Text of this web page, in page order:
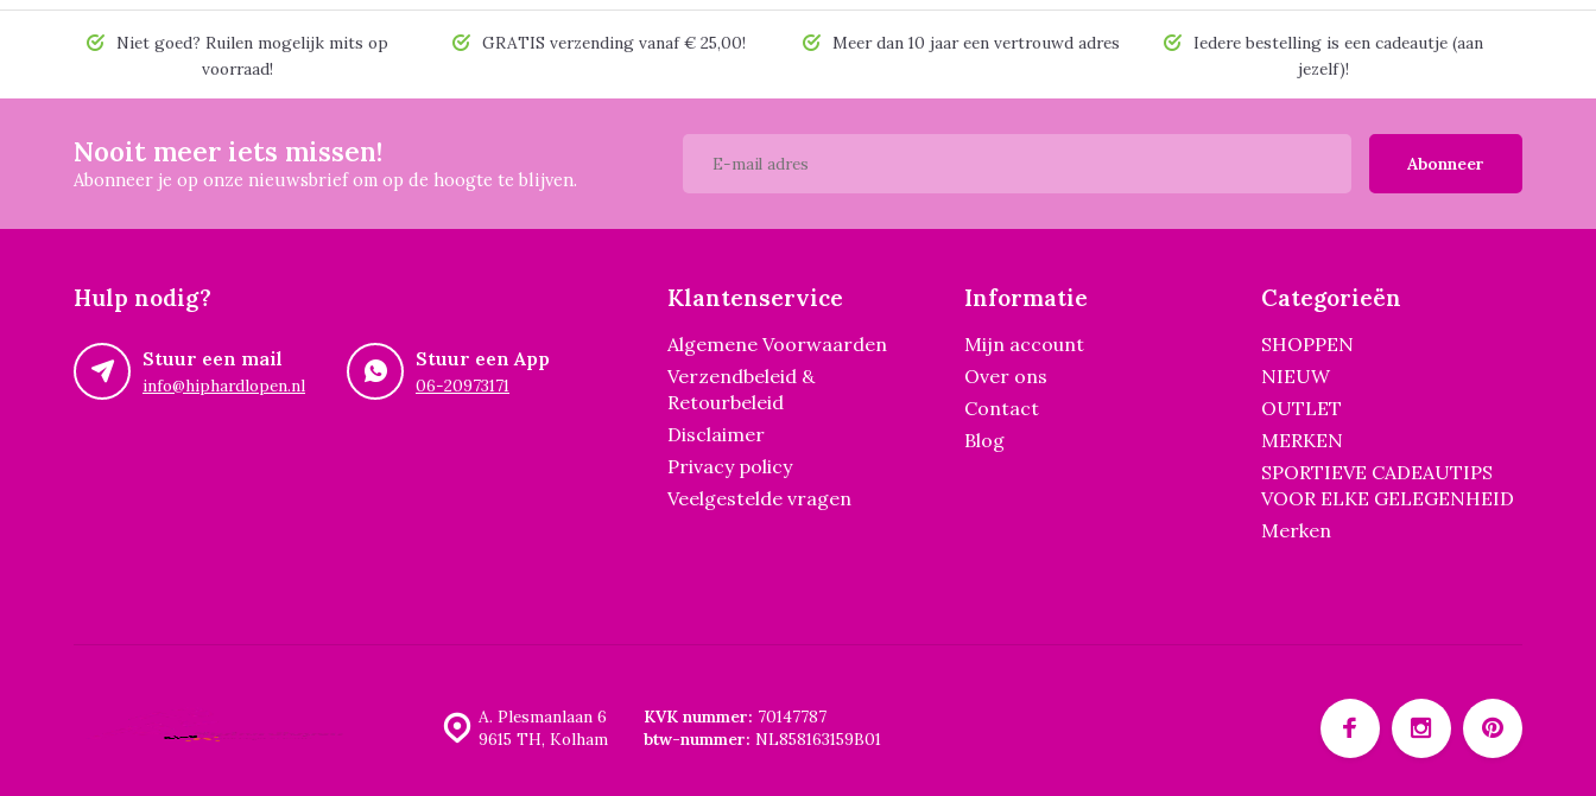
Niet goed? Ruilen mogelijk mits op
voorraad!
GRATIS verzending vanaf € 25,00! Meer dan 10 jaar een vertrouwd adres
Iedere bestelling is een cadeautje (aan
jezelf)!
Nooit meer iets missen!
Abonneer je op onze nieuwsbrief om op de hoogte te blijven.
Abonneer
Hulp nodig?
Stuur een mail
info@hiphardlopen.nl
Stuur een App
06-20973171
Klantenservice
Algemene Voorwaarden
Verzendbeleid &
Retourbeleid
Disclaimer
Privacy policy
Veelgestelde vragen
Informatie
Mijn account
Over ons
Contact
Blog
Categorieën
SHOPPEN
NIEUW
OUTLET
MERKEN
SPORTIEVE CADEAUTIPS
VOOR ELKE GELEGENHEID
Merken
A. Plesmanlaan 6
9615 TH, Kolham
KVK nummer: 70147787
btw-nummer: NL858163159B01